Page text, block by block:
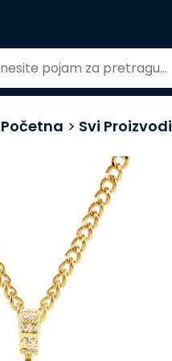
Početna > Svi Proizvodi